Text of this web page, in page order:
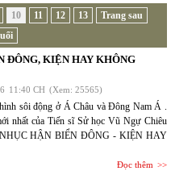
10 11 12 13
Trang sau
ĐÔNG, KIỆN HAY KHÔNG
11:40 CH (Xem: 25565)
sôi động ở Á Châu và Đông Nam Á .
nhất của Tiến sĩ Sử học Vũ Ngự Chiêu
HẬN BIỂN ĐÔNG - KIỆN HAY
Đọc thêm